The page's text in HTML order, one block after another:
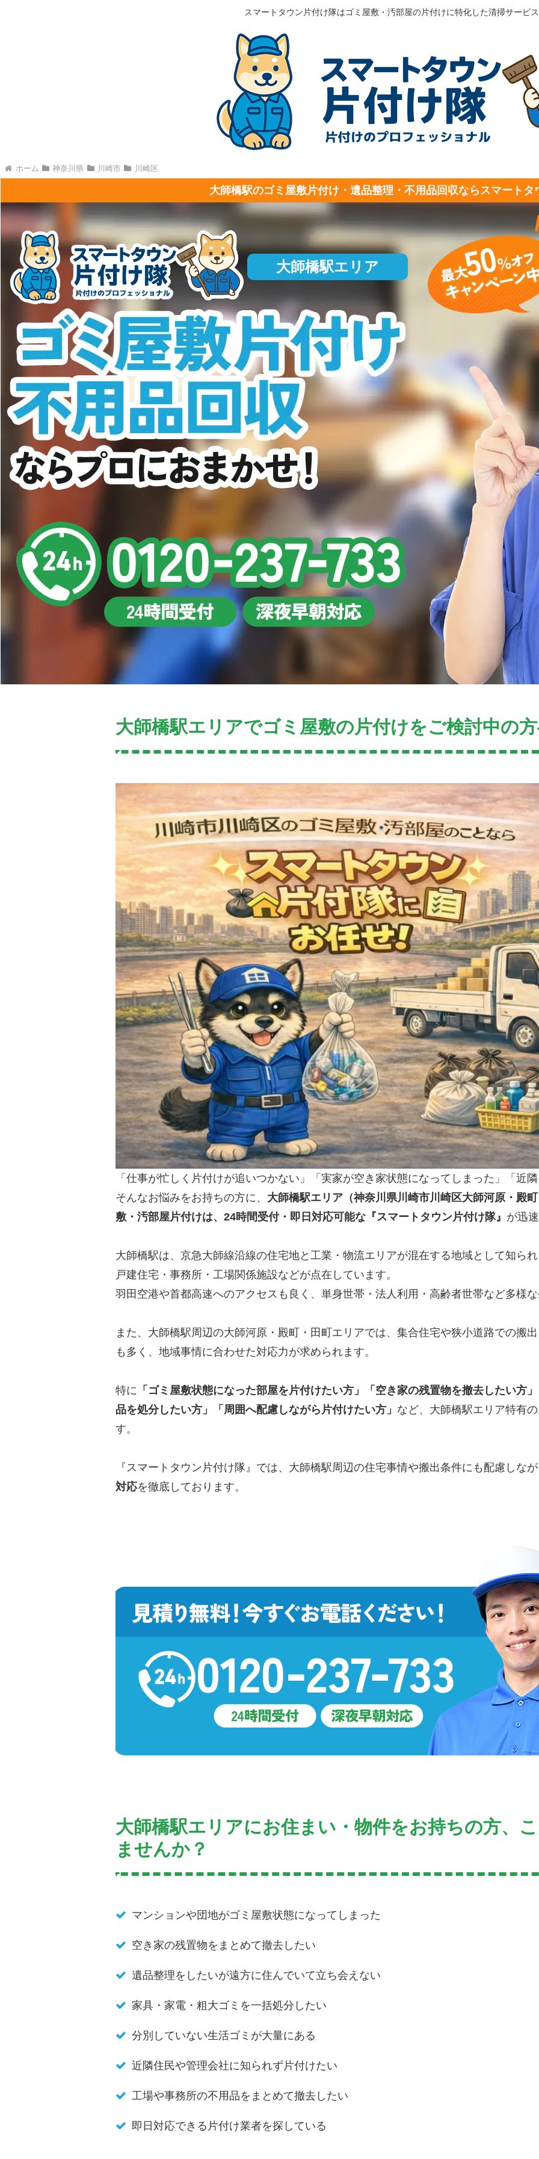
スマートタウン片付け隊はゴミ屋敷・汚部屋の片付けに特化した清掃サービ
ホーム 神奈川県 川崎市 川崎区
大師橋駅のゴミ屋敷片付け・遺品整理・不用品回収ならスマートタ
大師橋駅エリア
大師橋駅エリアでゴミ屋敷の片付けをご検討中の
「仕事が忙しく片付けが追いつかない」「実家が空き家状態になってしまった」「近
そんなお悩みをお持ちの方に、 大師橋駅エリア（神奈川県川崎市川崎区大師河原・殿
敷・汚部屋片付けは、24時間受付・即日対応可能な『スマートタウン片付け隊』 が迅
大師橋駅は、京急大師線沿線の住宅地と工業・物流エリアが混在する地域として知ら
戸建住宅・事務所・工場関係施設などが点在しています。
羽田空港や首都高速へのアクセスも良く、単身世帯・法人利用・高齢者世帯など多様
また、大師橋駅周辺の大師河原・殿町・田町エリアでは、集合住宅や狭小道路での搬
も多く、地域事情に合わせた対応力が求められます。
特に 「ゴミ屋敷状態になった部屋を片付けたい方」「空き家の残置物を撤去したい方
品を処分したい方」「周囲へ配慮しながら片付けたい方」 など、大師橋駅エリア特有
す。
『スマートタウン片付け隊』では、大師橋駅周辺の住宅事情や搬出条件にも配慮しな
対応を徹底しております。
大師橋駅エリアにお住まい・物件をお持ちの方、
ませんか？
マンションや団地がゴミ屋敷状態になってしまった
空き家の残置物をまとめて撤去したい
遺品整理をしたいが遠方に住んでいて立ち会えない
家具・家電・粗大ゴミを一括処分したい
分別していない生活ゴミが大量にある
近隣住民や管理会社に知られず片付けたい
工場や事務所の不用品をまとめて撤去したい
即日対応できる片付け業者を探している